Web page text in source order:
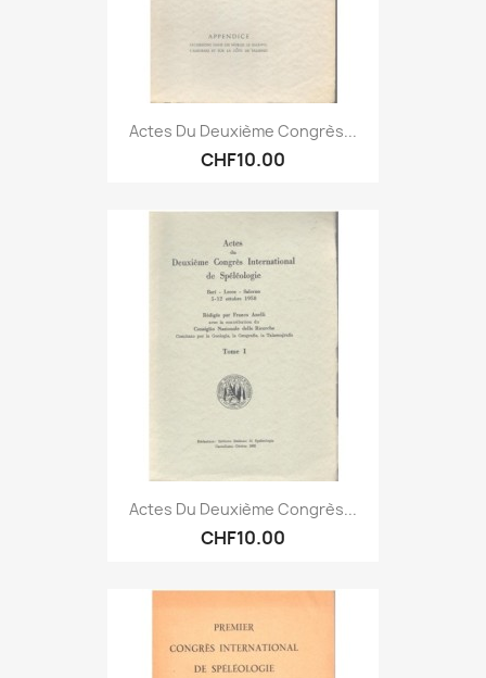
Actes Du Deuxième Congrès...
CHF10.00
Actes Du Deuxième Congrès...
CHF10.00